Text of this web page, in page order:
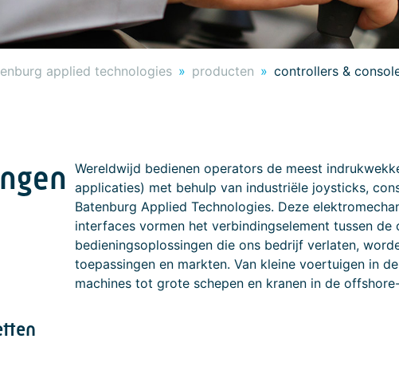
applied technologies producten controllers &
Wereldwijd bedienen operators de meest
applicaties) met behulp van industriële joysticks,
Batenburg Applied Technologies. Deze
interfaces vormen het verbindingselement tussen de
bedieningsoplossingen die ons bedrijf verlaten,
toepassingen en markten. Van kleine voertuigen in
machines tot grote schepen en kranen in de